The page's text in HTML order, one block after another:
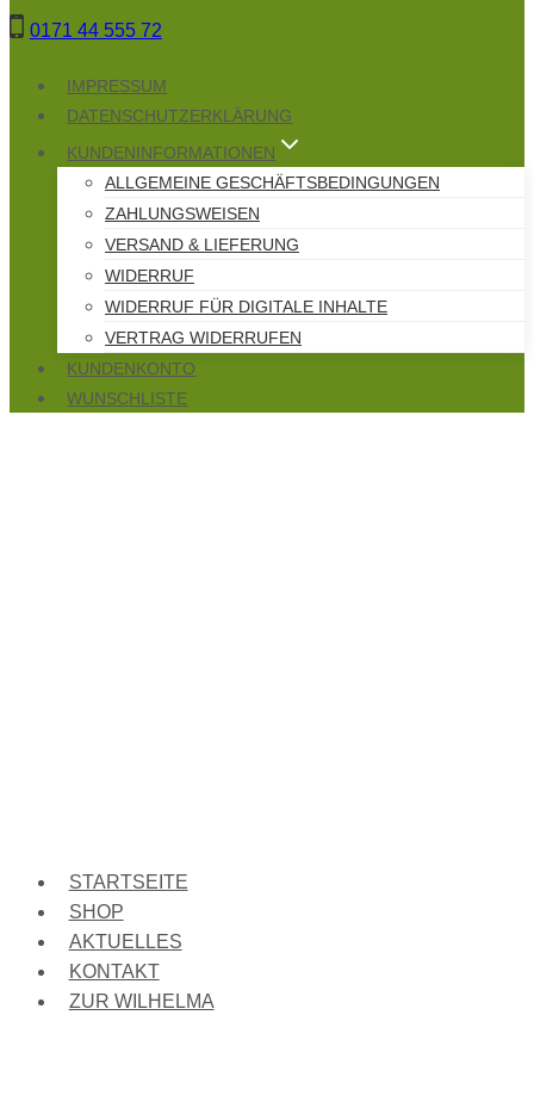
Zum
Inhalt
0171 44 555 72
IMPRESSUM
DATENSCHUTZERKLÄRUNG
KUNDENINFORMATIONEN
ALLGEMEINE GESCHÄFTSBEDINGUNGEN
ZAHLUNGSWEISEN
VERSAND & LIEFERUNG
WIDERRUF
WIDERRUF FÜR DIGITALE INHALTE
VERTRAG WIDERRUFEN
KUNDENKONTO
WUNSCHLISTE
STARTSEITE
SHOP
AKTUELLES
KONTAKT
ZUR WILHELMA